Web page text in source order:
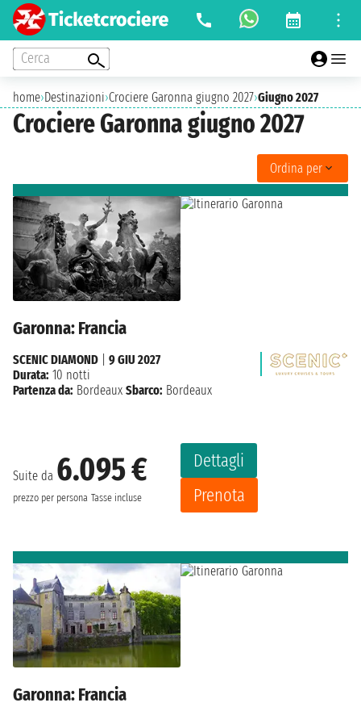
Cerca
home›Destinazioni›Crociere Garonna giugno 2027›Giugno 2027
Crociere Garonna giugno 2027
Ordina per
Garonna: Francia
Suite da 6.095 €
prezzo per persona Tasse incluse
Dettagli
Prenota
SCENIC DIAMOND
9 GIU 2027
Durata: 10 notti
Partenza da: Bordeaux Sbarco: Bordeaux
Garonna: Francia